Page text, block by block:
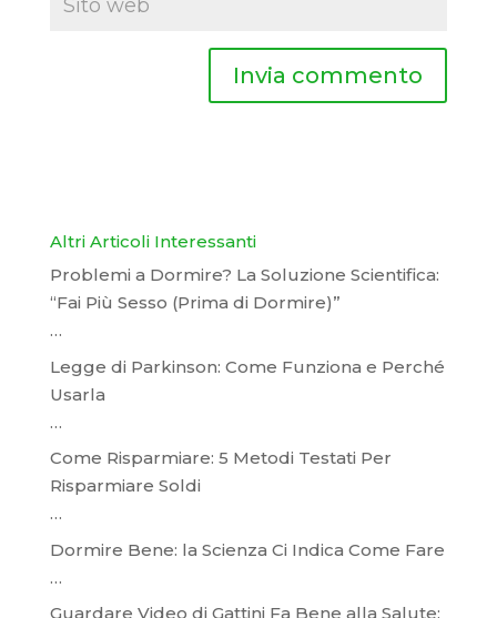
Altri Articoli Interessanti
Problemi a Dormire? La Soluzione Scientifica:
“Fai Più Sesso (Prima di Dormire)”
…
Legge di Parkinson: Come Funziona e Perché
Usarla
…
Come Risparmiare: 5 Metodi Testati Per
Risparmiare Soldi
…
Dormire Bene: la Scienza Ci Indica Come Fare
…
Guardare Video di Gattini Fa Bene alla Salute: